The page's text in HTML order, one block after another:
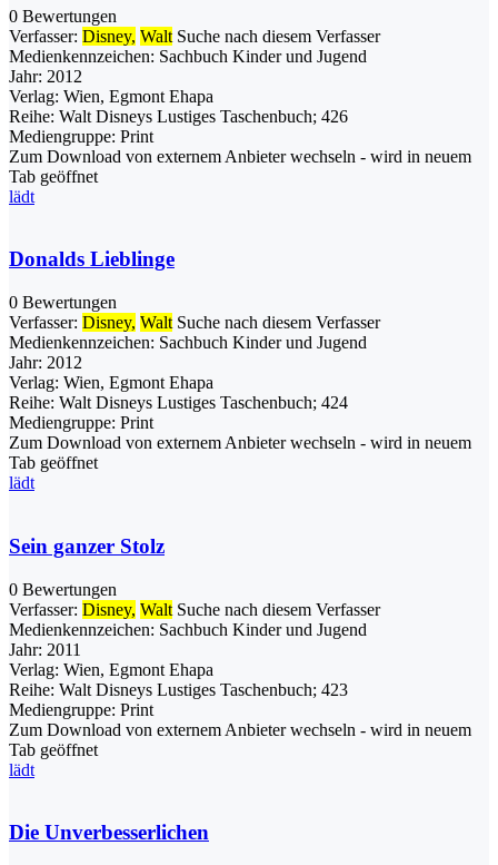
0 Bewertungen
Verfasser: Disney, Walt Suche nach diesem Verfasser
Medienkennzeichen: Sachbuch Kinder und Jugend
Jahr: 2012
Verlag: Wien, Egmont Ehapa
Reihe: Walt Disneys Lustiges Taschenbuch; 426
Mediengruppe: Print
Zum Download von externem Anbieter wechseln - wird in neuem
Tab geöffnet
lädt
Donalds Lieblinge
0 Bewertungen
Verfasser: Disney, Walt Suche nach diesem Verfasser
Medienkennzeichen: Sachbuch Kinder und Jugend
Jahr: 2012
Verlag: Wien, Egmont Ehapa
Reihe: Walt Disneys Lustiges Taschenbuch; 424
Mediengruppe: Print
Zum Download von externem Anbieter wechseln - wird in neuem
Tab geöffnet
lädt
Sein ganzer Stolz
0 Bewertungen
Verfasser: Disney, Walt Suche nach diesem Verfasser
Medienkennzeichen: Sachbuch Kinder und Jugend
Jahr: 2011
Verlag: Wien, Egmont Ehapa
Reihe: Walt Disneys Lustiges Taschenbuch; 423
Mediengruppe: Print
Zum Download von externem Anbieter wechseln - wird in neuem
Tab geöffnet
lädt
Die Unverbesserlichen